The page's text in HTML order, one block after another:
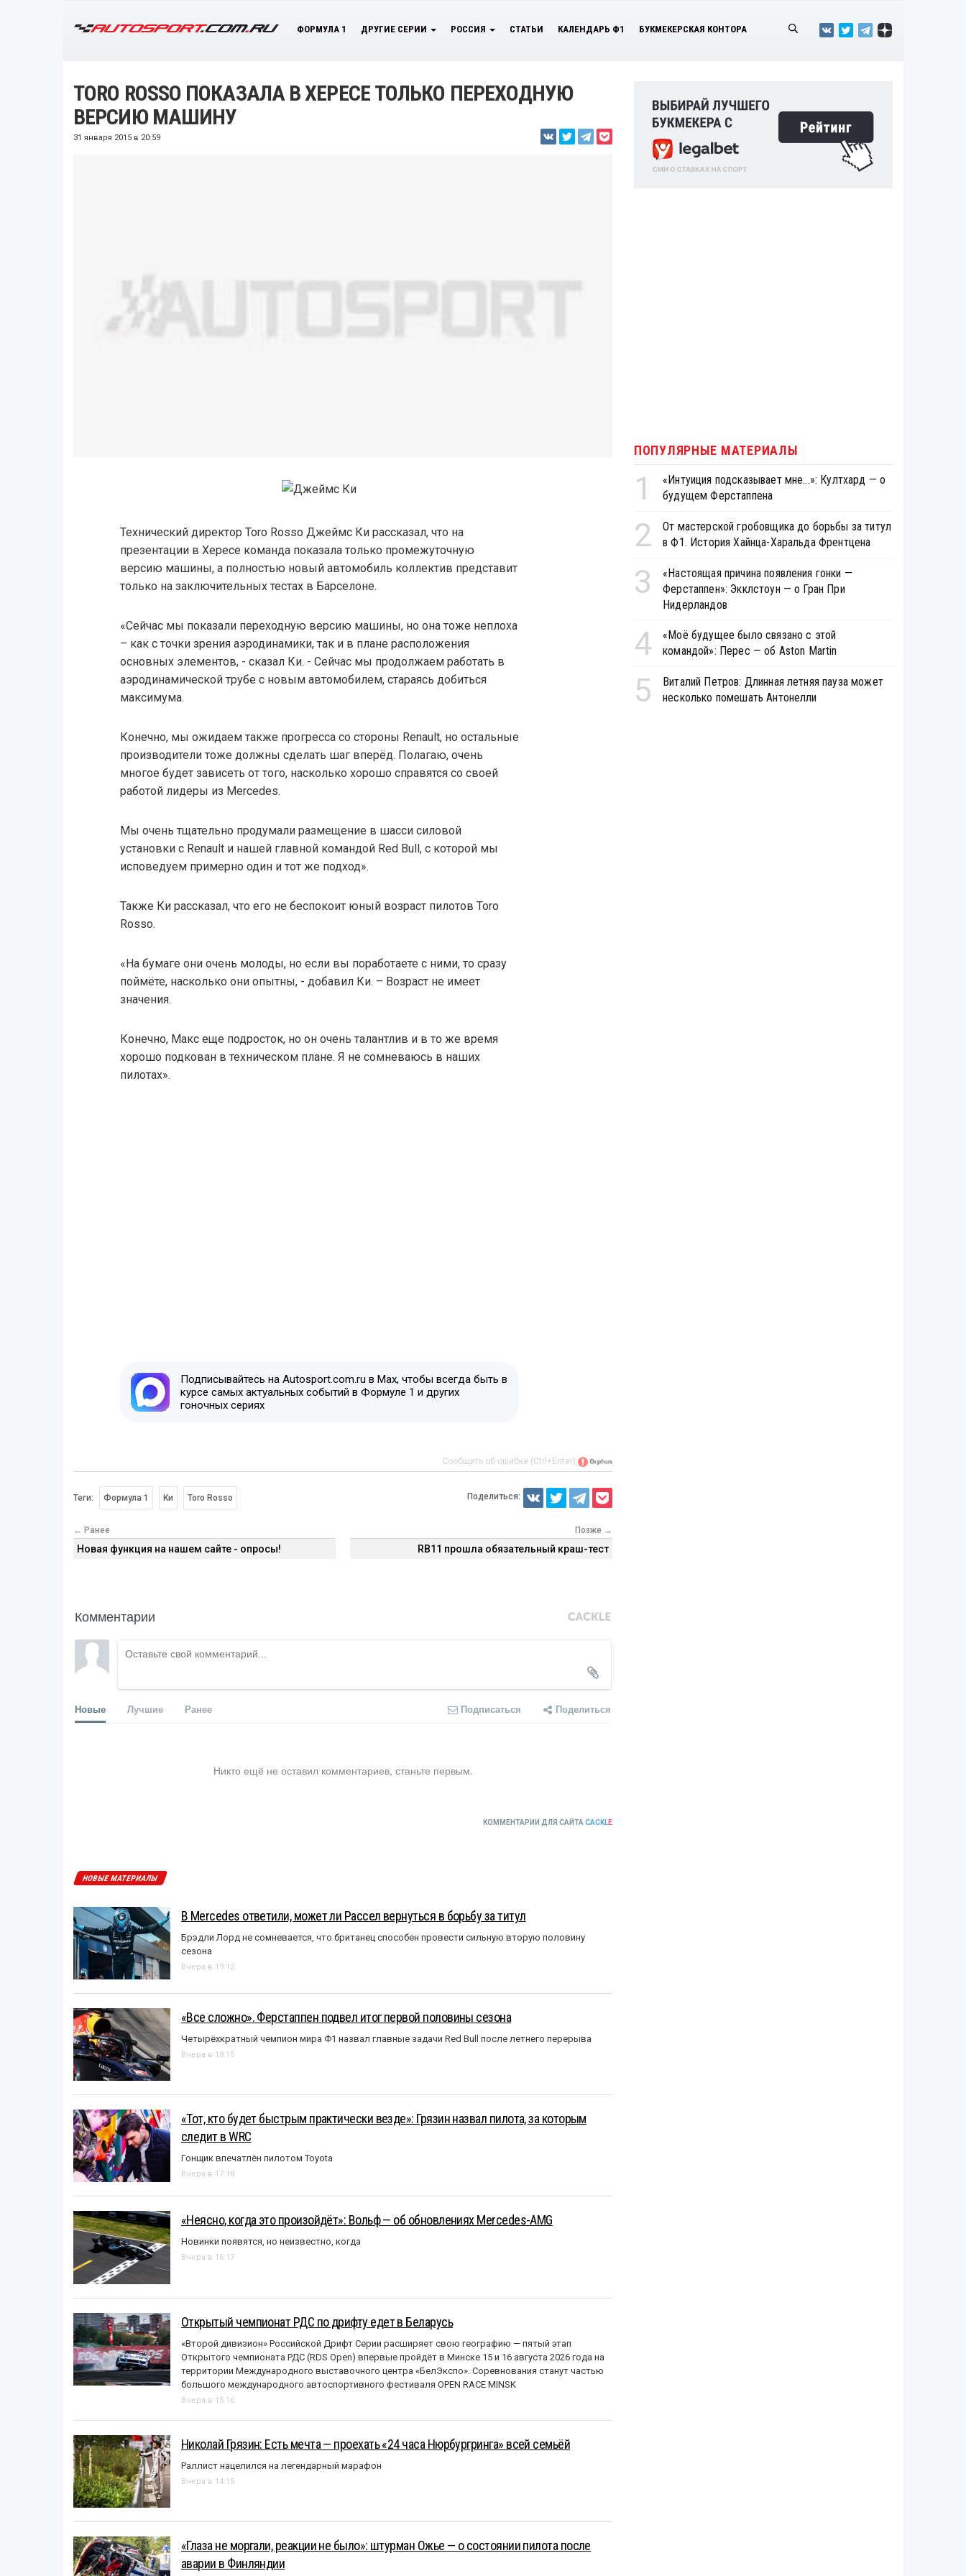
ФОРМУЛА 1 ДРУГИЕ СЕРИИ РОССИЯ СТАТЬИ КАЛЕНДАРЬ Ф1 БУКМЕКЕРСКАЯ КОНТОРА
TORO ROSSO ПОКАЗАЛА В ХЕРЕСЕ ТОЛЬКО ПЕРЕХОДНУЮ
ВЕРСИЮ МАШИНУ
31 января 2015 в 20:59
Технический директор Toro Rosso Джеймс Ки рассказал, что на
презентации в Хересе команда показала только промежуточную
версию машины, а полностью новый автомобиль коллектив представит
только на заключительных тестах в Барселоне.
«Сейчас мы показали переходную версию машины, но она тоже неплоха
– как с точки зрения аэродинамики, так и в плане расположения
основных элементов, - сказал Ки. - Сейчас мы продолжаем работать в
аэродинамической трубе с новым автомобилем, стараясь добиться
максимума.
Конечно, мы ожидаем также прогресса со стороны Renault, но остальные
производители тоже должны сделать шаг вперёд. Полагаю, очень
многое будет зависеть от того, насколько хорошо справятся со своей
работой лидеры из Mercedes.
Мы очень тщательно продумали размещение в шасси силовой
установки с Renault и нашей главной командой Red Bull, с которой мы
исповедуем примерно один и тот же подход».
Также Ки рассказал, что его не беспокоит юный возраст пилотов Toro
Rosso.
«На бумаге они очень молоды, но если вы поработаете с ними, то сразу
поймёте, насколько они опытны, - добавил Ки. – Возраст не имеет
значения.
Конечно, Макс еще подросток, но он очень талантлив и в то же время
хорошо подкован в техническом плане. Я не сомневаюсь в наших
пилотах».
Подписывайтесь на Autosport.com.ru в Max, чтобы всегда быть в
курсе самых актуальных событий в Формуле 1 и других
гоночных сериях
Сообщить об ошибке (Ctrl+Enter)
Теги: Формула 1 Ки Toro Rosso Поделиться:
← Ранее
Новая функция на нашем сайте - опросы!
Позже →
RB11 прошла обязательный краш-тест
Комментарии
Новые Лучшие Ранее Подписаться Поделиться
Никто ещё не оставил комментариев, станьте первым.
КОММЕНТАРИИ ДЛЯ САЙТА CACKLE
НОВЫЕ МАТЕРИАЛЫ
В Mercedes ответили, может ли Рассел вернуться в борьбу за титул
Брэдли Лорд не сомневается, что британец способен провести сильную вторую половину
сезона
Вчера в 19:12
«Все сложно». Ферстаппен подвел итог первой половины сезона
Четырёхкратный чемпион мира Ф1 назвал главные задачи Red Bull после летнего перерыва
Вчера в 18:15
«Тот, кто будет быстрым практически везде»: Грязин назвал пилота, за которым
следит в WRC
Гонщик впечатлён пилотом Toyota
Вчера в 17:18
«Неясно, когда это произойдёт»: Вольф — об обновлениях Mercedes-AMG
Новинки появятся, но неизвестно, когда
Вчера в 16:17
Открытый чемпионат РДС по дрифту едет в Беларусь
«Второй дивизион» Российской Дрифт Серии расширяет свою географию — пятый этап
Открытого чемпионата РДС (RDS Open) впервые пройдёт в Минске 15 и 16 августа 2026 года на
территории Международного выставочного центра «БелЭкспо». Соревнования станут частью
большого международного автоспортивного фестиваля OPEN RACE MINSK
Вчера в 15:16
Николай Грязин: Есть мечта — проехать «24 часа Нюрбургринга» всей семьёй
Раллист нацелился на легендарный марафон
Вчера в 14:15
«Глаза не моргали, реакции не было»: штурман Ожье — о состоянии пилота после
аварии в Финляндии
ПОПУЛЯРНЫЕ МАТЕРИАЛЫ
1
«Интуиция подсказывает мне...»: Култхард — о
будущем Ферстаппена
2
От мастерской гробовщика до борьбы за титул
в Ф1. История Хайнца-Харальда Френтцена
3
«Настоящая причина появления гонки —
Ферстаппен»: Экклстоун — о Гран При
Нидерландов
4
«Моё будущее было связано с этой
командой»: Перес — об Aston Martin
5
Виталий Петров: Длинная летняя пауза может
несколько помешать Антонелли